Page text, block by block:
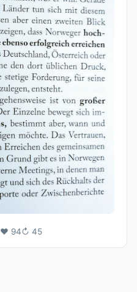
♥ 94↻ 45